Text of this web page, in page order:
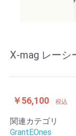
X-mag レーシ
￥56,100 税込
関連カテゴリ
GrantEOnes